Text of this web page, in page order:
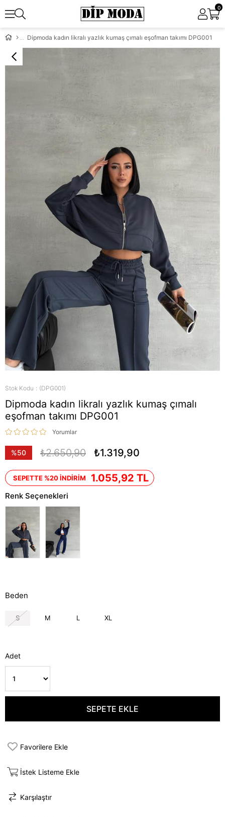
0
Dipmoda kadın likralı yazlık kumaş çımalı eşofman takımı DPG001
Stok Kodu (DPG001)
Dipmoda kadın likralı yazlık kumaş çımalı
eşofman takımı DPG001
Yorumlar
%50
₺2.650,90 ₺1.319,90
SEPETTE %20 İNDİRİM 1.055,92 TL
Renk Seçenekleri
Beden
S M L XL
Adet
Favorilere Ekle
İstek Listeme Ekle
Karşılaştır